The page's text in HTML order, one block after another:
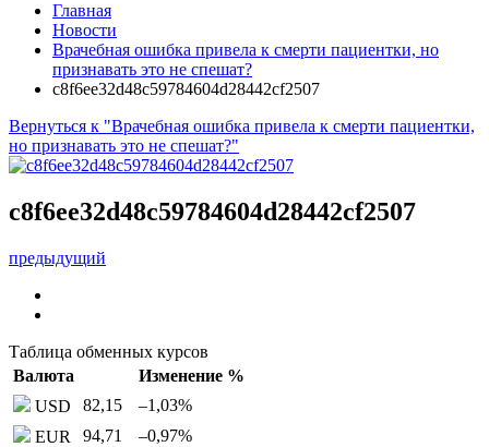
Главная
Новости
Врачебная ошибка привела к смерти пациентки, но
признавать это не спешат?
c8f6ee32d48c59784604d28442cf2507
Вернуться к "Врачебная ошибка привела к смерти пациентки,
но признавать это не спешат?"
c8f6ee32d48c59784604d28442cf2507
предыдущий
Таблица обменных курсов
Валюта
Изменение %
USD
82,15 –1,03%
EUR
94,71 –0,97%